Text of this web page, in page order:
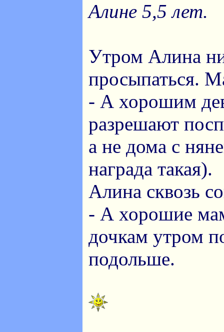
Алине 5,5 лет.
Утром Алина
просыпаться.
- А хорошим
разрешают
а не дома с
награда такая).
Алина сквозь
- А хорошие
дочкам утром
подольше.